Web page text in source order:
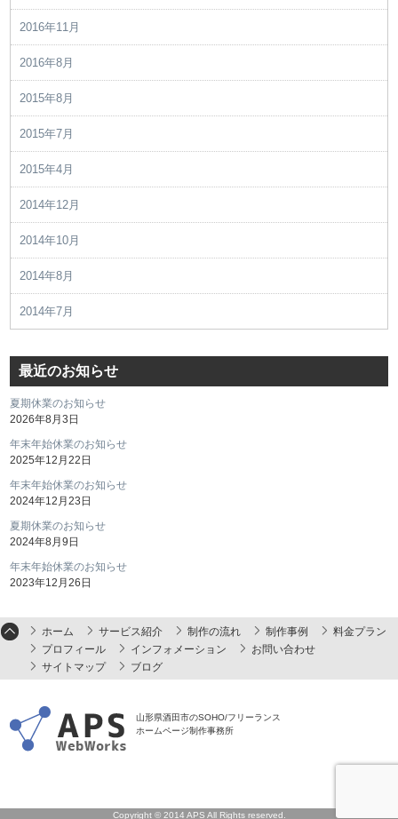
2016年11月
2016年8月
2015年8月
2015年7月
2015年4月
2014年12月
2014年10月
2014年8月
2014年7月
最近のお知らせ
夏期休業のお知らせ
2026年8月3日
年末年始休業のお知らせ
2025年12月22日
年末年始休業のお知らせ
2024年12月23日
夏期休業のお知らせ
2024年8月9日
年末年始休業のお知らせ
2023年12月26日
ホーム サービス紹介 制作の流れ 制作事例
料金プラン
プロフィール
インフォメーション
お問い合わせ
サイトマップ
ブログ
山形県酒田市のSOHO/フリーランス
ホームページ制作事務所
Copyright © 2014 APS All Rights reserved.